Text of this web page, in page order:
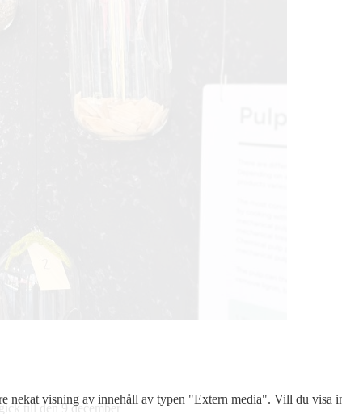
till den 9 december
nekat visning av innehåll av typen "Extern media". Vill du visa